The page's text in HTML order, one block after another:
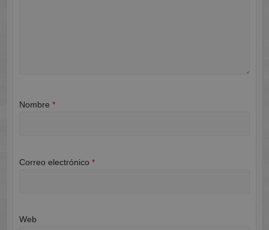
Nombre *
Correo electrónico *
Web